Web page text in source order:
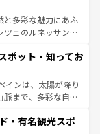
と多彩な魅力にあふ
ツェのルネッサンス
アマルフィ海岸の絶
合間には、本場の
理を堪能することも
べての瞬間を楽し
ツ一覧を参照してほ
ポット・知ってお
インは、太陽が降り
まで、多彩な自然
メンコ、熱気あふ
・有名観光スポ